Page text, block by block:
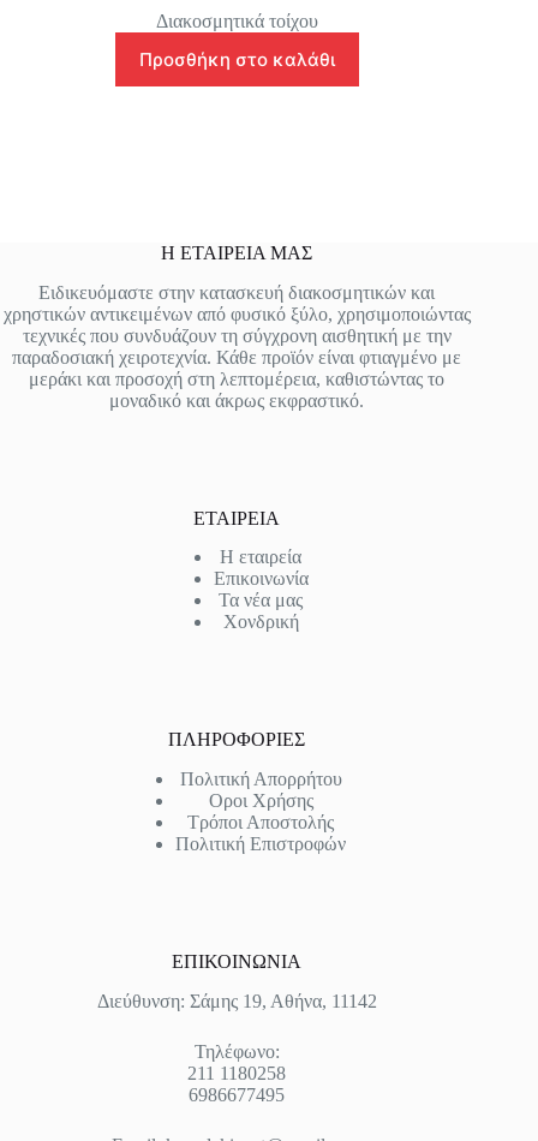
Διακοσμητικά τοίχου
Προσθήκη στο καλάθι
Η ΕΤΑΙΡΕΙΑ ΜΑΣ
Ειδικευόμαστε στην κατασκευή διακοσμητικών και
χρηστικών αντικειμένων από φυσικό ξύλο, χρησιμοποιώντας
τεχνικές που συνδυάζουν τη σύγχρονη αισθητική με την
παραδοσιακή χειροτεχνία. Κάθε προϊόν είναι φτιαγμένο με
μεράκι και προσοχή στη λεπτομέρεια, καθιστώντας το
μοναδικό και άκρως εκφραστικό.
ΕΤΑΙΡΕΙΑ
Η εταιρεία
Επικοινωνία
Τα νέα μας
Χονδρική
ΠΛΗΡΟΦΟΡΙΕΣ
Πολιτική Απορρήτου
Οροι Χρήσης
Τρόποι Αποστολής
Πολιτική Επιστροφών
ΕΠΙΚΟΙΝΩΝΙΑ
Διεύθυνση: Σάμης 19, Αθήνα, 11142
Τηλέφωνο:
211 1180258
6986677495